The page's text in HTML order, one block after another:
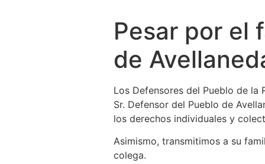
Pesar por el
de
Los Defensores del Pueblo de
Sr. Defensor del Pueblo de
los derechos individuales y
Asimismo, transmitimos a su
colega.